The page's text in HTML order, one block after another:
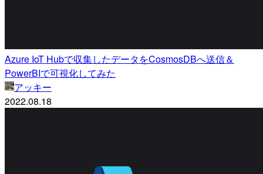
Azure IoT Hubで収集したデータをCosmosDBへ送信＆
PowerBIで可視化してみた
アッキー
2022.08.18